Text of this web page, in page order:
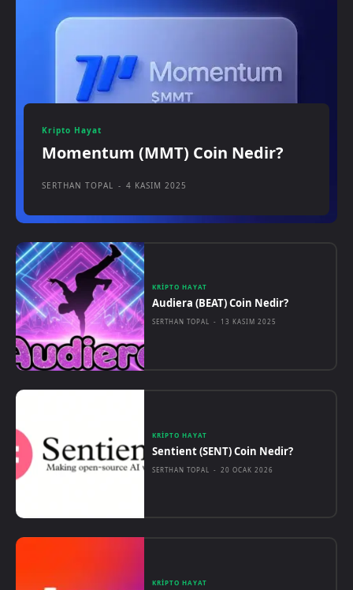
KRIPTO HAYAT
Audiera (BEAT) Coin Nedir?
SERTHAN TOPAL - 13 KASIM 2025
KRIPTO HAYAT
Sentient (SENT) Coin Nedir?
SERTHAN TOPAL - 20 OCAK 2026
KRIPTO HAYAT
Kripto Hayat
Momentum (MMT) Coin Nedir?
SERTHAN TOPAL - 4 KASIM 2025